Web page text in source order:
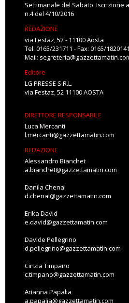
Settimanale del Sabato. Iscrizione
n.4 del 4/10/2016
REDAZIONE
via Festaz, 52 - 11100 Aosta
Tel: 0165/231711 - Fax: 0165/1820141
Mail:
Editore
LG PRESSE S.R.L.
via Festaz, 52 11100 AOSTA
DIRETTORE RESPONSABILE
Luca Mercanti
l.mercanti@gazzettamatin.com
REDAZIONE
Alessandro Bianchet
a.bianchet@gazzettamatin.com
Danila Chenal
d.chenal@gazzettamatin.com
Erika David
e.david@gazzettamatin.com
Davide Pellegrino
d.pellegrino@gazzettamatin.com
Cinzia Timpano
c.timpano@gazzettamatin.com
Arianna Papalia
a.papalia@gazzettamatin.com